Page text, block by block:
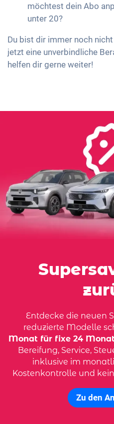
möchtest dein Abo
unter 20?
Du bist dir immer noch
jetzt eine unverbindliche
helfen dir gerne weiter!
Entdecke die neuen
reduzierte Modelle
Monat für fixe 24
Bereifung, Service,
inklusive im
Kostenkontrolle und
Zu den